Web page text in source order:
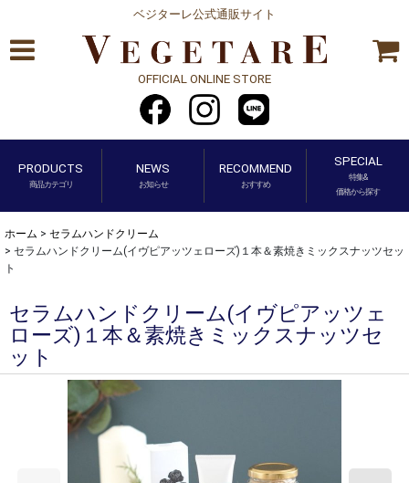
ベジターレ公式通販サイト
OFFICIAL ONLINE STORE
PRODUCTS
商品カテゴリ
NEWS
お知らせ
RECOMMEND
おすすめ
SPECIAL
特集&
価格から探す
ホーム > セラムハンドクリーム
> セラムハンドクリーム(イヴピアッツェローズ)１本＆素焼きミックスナッツセッ
ト
セラムハンドクリーム(イヴピアッツェ
ローズ)１本＆素焼きミックスナッツセ
ット